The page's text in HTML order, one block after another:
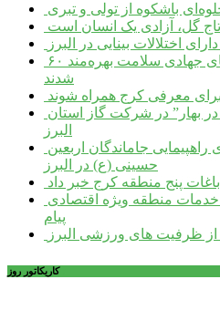
باشکوه از تولی و تبری
گل، آزادی یک انسان است
۶۰ هزار البرزی از خدمات اردوهای جهادی سلامت بهره‌مند
شدند
معرفی کرج همراه شوند
البرز
حسینی (ع) در البرز
پنج منطقه کرج خبر داد
پیام
ظرفیت های ورزشی البرز
کاریکاتور روز